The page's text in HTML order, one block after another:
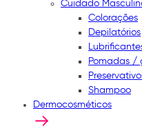
Cuidado
Colorações
Depilatórios
Pomadas /
Shampoo
Dermocosméticos